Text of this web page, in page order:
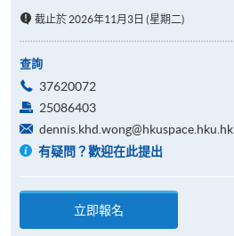
截止於 2026年11月3日 (星期二)
查詢
37620072
25086403
dennis.khd.wong@hkuspace.hku.hk
有疑問？歡迎在此提出
立即報名